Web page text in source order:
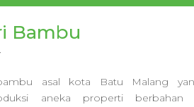
Bambu
asal kota Batu Malang
aneka properti berbahan